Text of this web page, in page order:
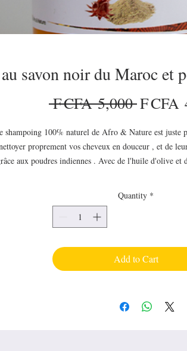
savon noir du Maroc et
F CFA 5,000 F CFA
shampoing 100% naturel de Afro & Nature est juste
proprement vos cheveux en douceur , et de
aux poudres indiennes . Avec de l'huile d'olive et
Existe en 120 ml et 500ml
Quantity *
Add to Cart